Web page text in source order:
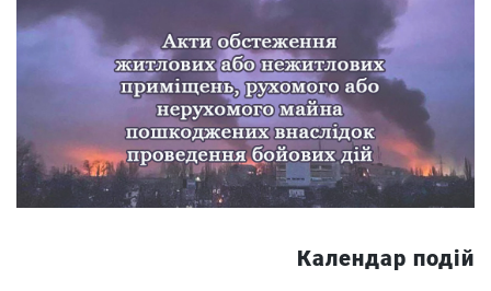
Календар подій